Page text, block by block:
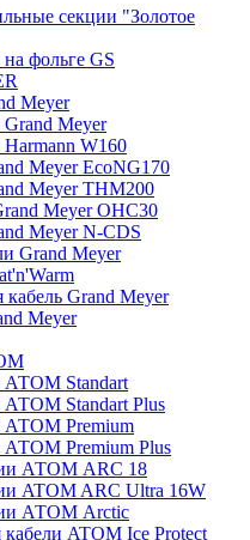
секции "Золотое
фольге GS
Meyer
Meyer
W160
Meyer EcoNG170
Meyer THM200
Meyer OHC30
Meyer N-CDS
Grand Meyer
Grand Meyer
Meyer
АТОМ Standart
АТОМ Standart Plus
АТОМ Premium
АТОМ Premium Plus
АТОМ ARC 18
ATOM ARC Ultra 16W
АТОМ Arctic
ATOM Ice Protect